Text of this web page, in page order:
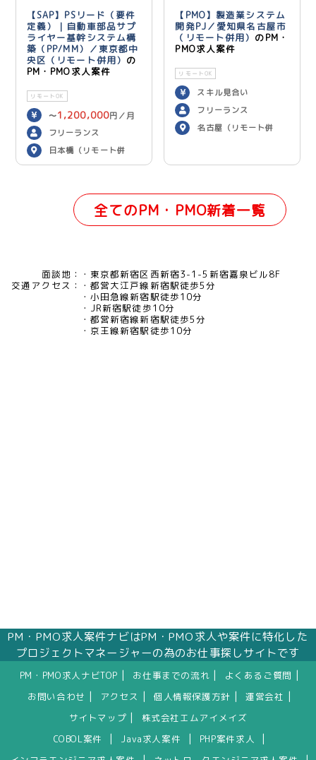
【SAP】PSリード（要件
定義）｜自動車部品サプ
ライヤー基幹システム構
築（PP/MM）／東京都中
央区（リモート併用） の
PM・PMO求人案件
リモートOK
〜1,200,000円／月
フリーランス
日本橋（リモート併
用）
【PMO】製造業システム
開発PJ／愛知県名古屋市
（リモート併用） のPM・
PMO求人案件
リモートOK
スキル見合い
フリーランス
名古屋（リモート併
全てのPM・PMO新着一覧
面談地：
東京都新宿区西新宿3-1-5新宿嘉泉ビル8F
交通アクセス：
都営大江戸線新宿駅徒歩5分
小田急線新宿駅徒歩10分
JR新宿駅徒歩10分
都営新宿線新宿駅徒歩5分
京王線新宿駅徒歩10分
PM・PMO求人案件ナビはPM・PMO求人や案件に特化した
プロジェクトマネージャーの為のお仕事探しサイトです
PM・PMO求人ナビTOP お仕事までの流れ よくあるご質問
お問い合わせ アクセス 個人情報保護方針 運営会社
サイトマップ
株式会社エムアイメイズ
COBOL案件
Java求人案件 PHP案件求人